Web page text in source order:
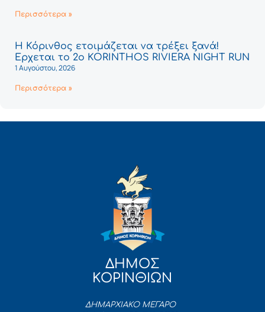
Περισσότερα »
Η Κόρινθος ετοιμάζεται να τρέξει ξανά!
Έρχεται το 2ο KORINTHOS RIVIERA NIGHT RUN
1 Αυγούστου, 2026
Περισσότερα »
ΔΗΜΟΣ
ΚΟΡΙΝΘΙΩΝ
ΔΗΜΑΡΧΙΑΚΟ ΜΕΓΑΡΟ